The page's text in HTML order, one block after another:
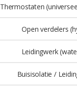
Thermostaten
Open verdelers
Leidingwerk
Buisisolatie /